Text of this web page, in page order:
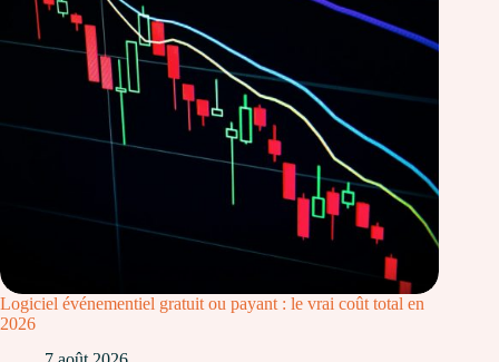
Logiciel événementiel gratuit ou payant : le vrai coût total en
2026